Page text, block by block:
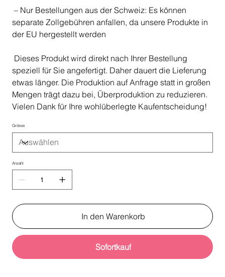
– Nur Bestellungen aus der Schweiz: Es können
separate Zollgebühren anfallen, da unsere Produkte in
der EU hergestellt werden
Dieses Produkt wird direkt nach Ihrer Bestellung
speziell für Sie angefertigt. Daher dauert die Lieferung
etwas länger. Die Produktion auf Anfrage statt in großen
Mengen trägt dazu bei, Überproduktion zu reduzieren.
Vielen Dank für Ihre wohlüberlegte Kaufentscheidung!
Grösse
Anzahl
In den Warenkorb
Sofortkauf